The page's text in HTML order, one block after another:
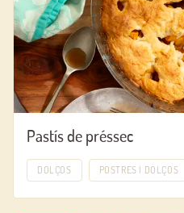
Pastís de préssec
DOLÇOS POSTRES I DOLÇOS